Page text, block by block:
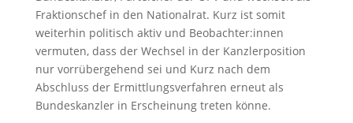
Fraktionschef in den Nationalrat. Kurz ist somit
weiterhin politisch aktiv und Beobachter:innen
vermuten, dass der Wechsel in der Kanzlerposition
nur vorrübergehend sei und Kurz nach dem
Abschluss der Ermittlungsverfahren erneut als
Bundeskanzler in Erscheinung treten könne.